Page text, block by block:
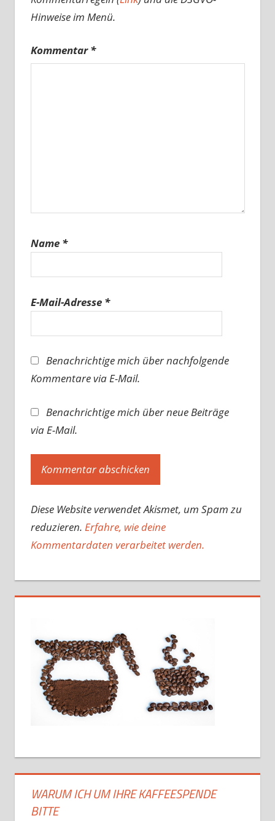
Hinweise im Menü.
Kommentar*
Name *
E-Mail-Adresse *
Benachrichtige mich über nachfolgende
Kommentare via E-Mail.
Benachrichtige mich über neue Beiträge
via E-Mail.
Diese Website verwendet Akismet, um Spam zu
reduzieren. Erfahre, wie deine
Kommentardaten verarbeitet werden.
WARUM ICH UM IHRE KAFFEESPENDE
BITTE